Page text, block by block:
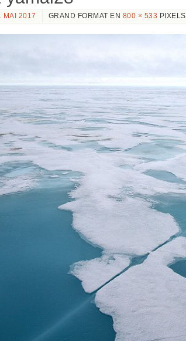
MAI 2017 GRAND FORMAT EN 800 × 533 PIXELS